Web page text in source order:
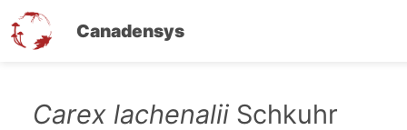
Canadensys
Carex lachenalii Schkuhr